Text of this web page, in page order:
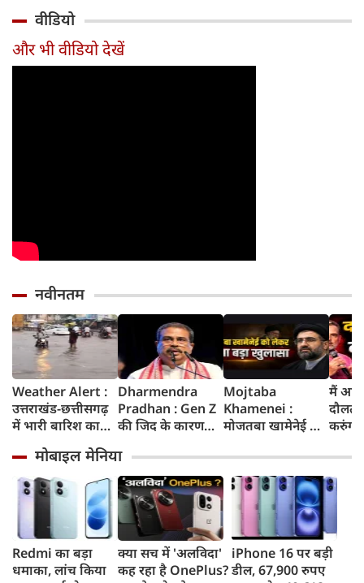
साल से ज्यादा उम्र का
काम, जानें पूरा
और
वीडियो
और भी वीडियो देखें
नवीनतम
Weather Alert :
उत्तराखंड-छत्तीसगढ़
में भारी बारिश का
में हल्की बारिश, जानें
IMD का ताजा
अपडेट
Dharmendra
Pradhan : Gen Z
की जिद के कारण
ताकत को नहीं किया
जा सकता
नजरअंदाज, बोले पूर्व
शिक्षा मंत्री धर्मेंद्र
प्रधान
Mojtaba
Khamenei :
मोजतबा खामेनेई की
सकती है मौत,
इजराइली मीडिया के
दावे के बीच सामने
आया वीडियो, कैसी है
ईरान के सुप्रीम लीडर
की हालत
मैं आज
दौलत
रील
गूंज में
गांधी
मोबाइल मेनिया
Redmi का बड़ा
धमाका, लांच किया
क्या सच में 'अलविदा'
कह रहा है OnePlus?
iPhone 16 पर बड़ी
डील, 67,900 रुपए